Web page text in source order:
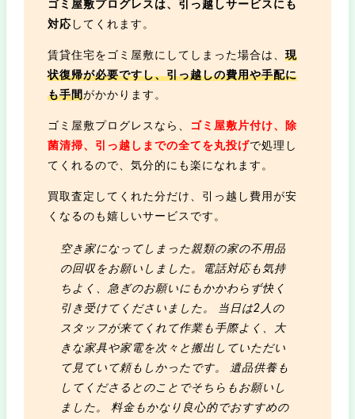
ゴミ屋敷プログレスは、引っ越しサービスにも
対応 してくれます。
賃貸住宅をゴミ屋敷にしてしまった場合は、現
状復帰が必要ですし、引っ越しの費用や手配に
も手間がかかります。
ゴミ屋敷プログレスなら、
ゴミ屋敷片付け、除
菌清掃、引っ越しまでの全てを丸投げで処理し
てくれるので、気分的にも楽になれます。
買取査定してくれた分だけ、引っ越し費用が安
くなるのも嬉しいサービスです。
空き家になってしまった親類の家の不用品
の回収をお願いしました。電話対応も気持
ちよく、急ぎのお願いにもかかわらず快く
引き受けてくださいました。 当日は2人の
スタッフが来てくれて作業も手際よく、大
きな家具や家電を次々と搬出していただい
て見ていて頼もしかったです。 遺品供養も
してくださるとのことでそちらもお願いし
ました。 料金もかなり良心的でおすすめの